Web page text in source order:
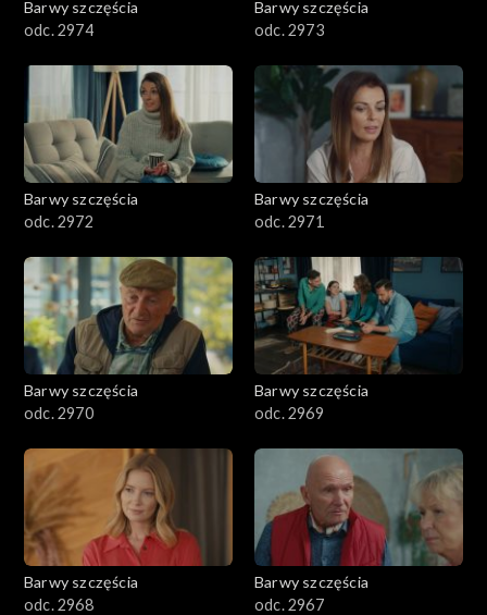
Barwy szczęścia
odc. 2974
Barwy szczęścia
odc. 2973
Barwy szczęścia
odc. 2972
Barwy szczęścia
odc. 2971
Barwy szczęścia
odc. 2970
Barwy szczęścia
odc. 2969
Barwy szczęścia
odc. 2968
Barwy szczęścia
odc. 2967